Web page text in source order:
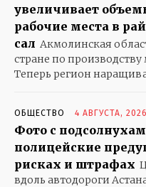
увеличивает
рабочие места в
сал Акмолинская
стране по
Теперь регион
ОБЩЕСТВО 4 АВГУСТА, 2026
Фото с
полицейские
рисках и штрафах
вдоль автодороги